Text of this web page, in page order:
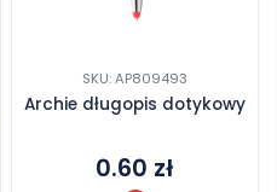
SKU: AP809493
Archie długopis dotykowy
0.60 zł